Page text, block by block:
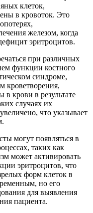
клеток,
в кровоток. Это
железом, когда
эритроцитов.
при различных
функции костного
синдроме,
кроветворения,
крови в результате
случаях их
что указывает
могут появляться в
таких как
может активировать
эритроцитов, что
форм клеток в
но его
для выявления
пациента.